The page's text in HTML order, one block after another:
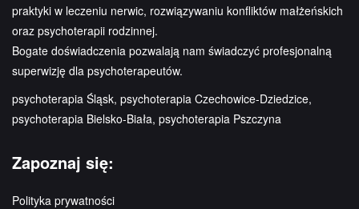
praktyki w leczeniu nerwic, rozwiązywaniu konfliktów małżeńskich
oraz psychoterapii rodzinnej.
Bogate doświadczenia pozwalają nam świadczyć profesjonalną
superwizję dla psychoterapeutów.
psychoterapia Śląsk, psychoterapia Czechowice-Dziedzice,
psychoterapia Bielsko-Biała, psychoterapia Pszczyna
Zapoznaj się:
Polityka prywatności